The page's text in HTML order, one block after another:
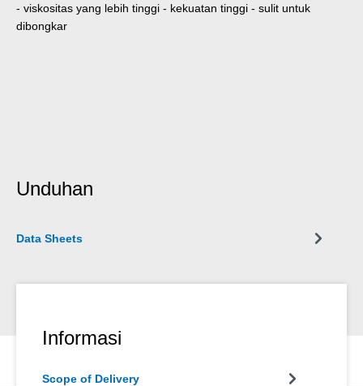
- viskositas yang lebih tinggi - kekuatan tinggi - sulit untuk
dibongkar
Unduhan
Data Sheets
Informasi
Scope of Delivery